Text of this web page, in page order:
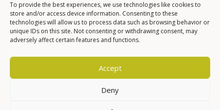
To provide the best experiences, we use technologies like cookies to
store and/or access device information. Consenting to these
technologies will allow us to process data such as browsing behavior or
unique IDs on this site. Not consenting or withdrawing consent, may
adversely affect certain features and functions.
Accept
Deny